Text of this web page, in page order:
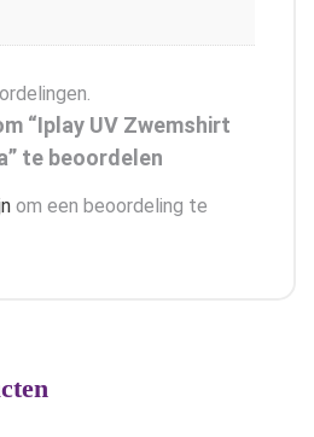
“Iplay UV Zwemshirt
te beoordelen
om een beoordeling te